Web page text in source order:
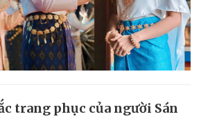
trang phục của người Sán